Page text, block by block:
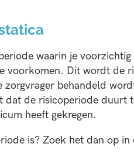
waarin je
voorkomen. Dit wordt de
zorgvrager behandeld
dat de risicoperiode duurt
heeft gekregen.
is? Zoek het dan op in